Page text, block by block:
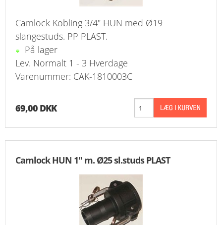
Camlock Kobling 3/4" HUN med Ø19
slangestuds. PP PLAST.
På lager
Lev. Normalt 1 - 3 Hverdage
Varenummer: CAK-1810003C
69,00 DKK
Camlock HUN 1" m. Ø25 sl.studs PLAST